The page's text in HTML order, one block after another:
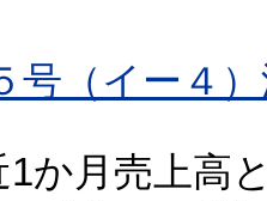
号（イー４
売上高と